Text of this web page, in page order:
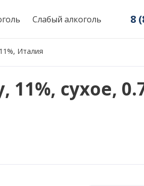
Слабый алкоголь 8
Италия
сухое,